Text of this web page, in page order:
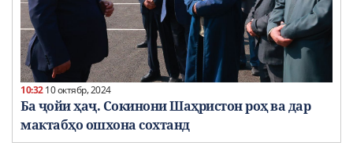
10:3210 октябр, 2024
Ба ҷойи ҳаҷ. Сокинони Шаҳристон роҳ ва дар
мактабҳо ошхона сохтанд